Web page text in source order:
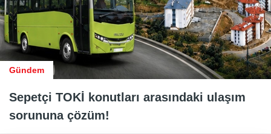
Gündem
Sepetçi TOKİ konutları arasındaki ulaşım
sorununa çözüm!